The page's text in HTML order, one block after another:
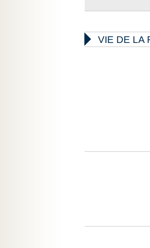
 VIE DE LA